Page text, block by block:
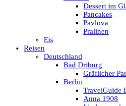
Dessert im
Pancakes
Pavlova
Pralinen
Eis
Reisen
Deutschland
Bad Driburg
Gräflicher
Berlin
TravelGuide
Anna 1908